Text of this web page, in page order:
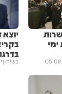
יוצא